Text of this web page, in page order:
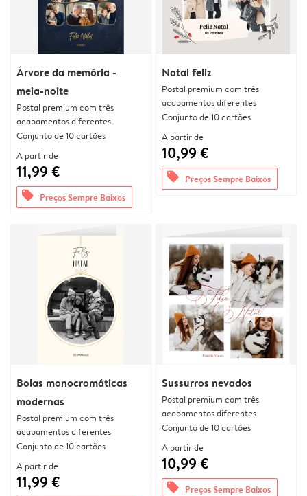
Árvore da memória -
meia-noite
Postal premium com três
acabamentos diferentes
Conjunto de 10 cartões
A partir de
11,99 €
offers Preços Sempre Baixos
Natal feliz
Postal premium com três
acabamentos diferentes
Conjunto de 10 cartões
A partir de
10,99 €
offers Preços Sempre Baixos
Bolas monocromáticas
modernas
Postal premium com três
acabamentos diferentes
Conjunto de 10 cartões
A partir de
11,99 €
Sussurros nevados
Postal premium com três
acabamentos diferentes
Conjunto de 10 cartões
A partir de
10,99 €
offers Preços Sempre Baixos